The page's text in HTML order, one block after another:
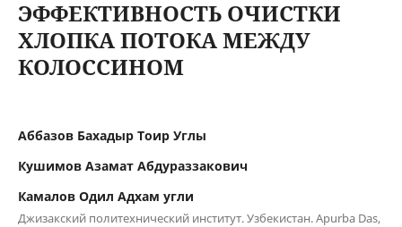
ЭФФЕКТИВНОСТЬ ОЧИСТКИ
ХЛОПКА ПОТОКА МЕЖДУ
КОЛОССИНОМ
Аббазов Бахадыр Тоир Углы
Кушимов Азамат Абдураззакович
Камалов Одил Адхам угли
Джизакский политехнический институт. Узбекистан. Apurba Das,